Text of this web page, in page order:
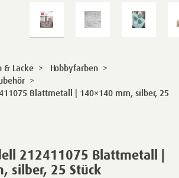
212411075 Blattmetall |
silber, 25 Stück
& Lacke > Hobbyfarben >
>
Blattmetall | 140×140 mm, silber, 25